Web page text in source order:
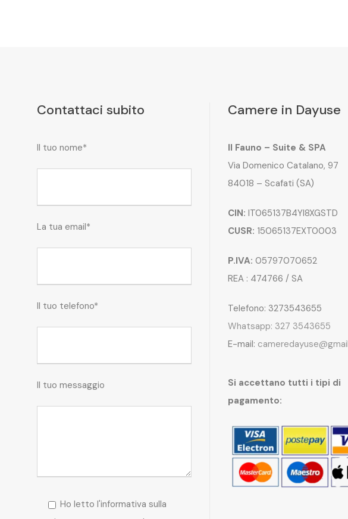
Contattaci subito
Il tuo nome*
La tua email*
Il tuo telefono*
Il tuo messaggio
Ho letto l'informativa sulla
Camere in Dayuse
Il Fauno – Suite & SPA
Via Domenico Catalano, 97
84018 – Scafati (SA)
CIN: IT065137B4YI8XGSTD
CUSR: 15065137EXT0003
P.IVA: 05797070652
REA : 474766 / SA
Telefono: 3273543655
Whatsapp: 327 3543655
E-mail:
Si accettano tutti i tipi di
pagamento: